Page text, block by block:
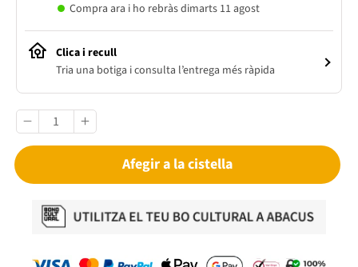
Compra ara i ho rebràs dimarts 11 agost
Clica i recull
Tria una botiga i consulta l’entrega més ràpida
Afegir a la cistella